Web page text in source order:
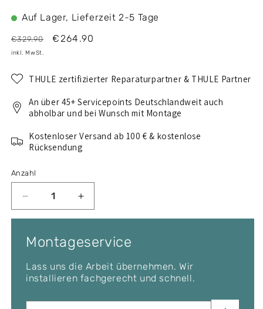
Auf Lager, Lieferzeit 2-5 Tage
Normaler
Preis
€329.90 Verkaufspreis
€264.90
inkl. MwSt.
THULE zertifizierter Reparaturpartner & THULE Partner
An über 45+ Servicepoints Deutschlandweit auch
abholbar und bei Wunsch mit Montage
Kostenloser Versand ab 100 € & kostenlose
Rücksendung
Anzahl
Verringere
die
für
Thule
Komplettset
für
Erhöhe
die
Thule
Komplettset
für
Montageservice
Lass uns die Arbeit übernehmen. Wir
installieren fachgerecht und schnell.